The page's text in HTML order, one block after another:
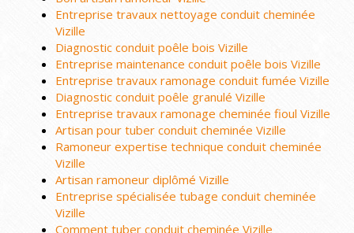
Entreprise travaux nettoyage conduit cheminée
Vizille
Diagnostic conduit poêle bois Vizille
Entreprise maintenance conduit poêle bois Vizille
Entreprise travaux ramonage conduit fumée Vizille
Diagnostic conduit poêle granulé Vizille
Entreprise travaux ramonage cheminée fioul Vizille
Artisan pour tuber conduit cheminée Vizille
Ramoneur expertise technique conduit cheminée
Vizille
Artisan ramoneur diplômé Vizille
Entreprise spécialisée tubage conduit cheminée
Vizille
Comment tuber conduit cheminée Vizille